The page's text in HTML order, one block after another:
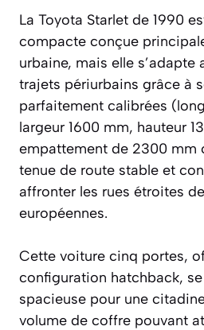
La Toyota Starlet de 1990
compacte conçue
urbaine, mais elle s’adapte
trajets périurbains grâce à
parfaitement calibrées
largeur 1600 mm, hauteur
empattement de 2300 mm
tenue de route stable et
affronter les rues étroites
européennes.
Cette voiture cinq portes,
configuration hatchback, se
spacieuse pour une
volume de coffre pouvant